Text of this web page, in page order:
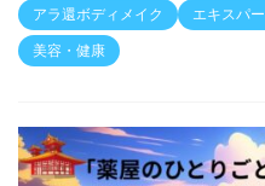
アラ還ボディメイク エキスパ
美容・健康